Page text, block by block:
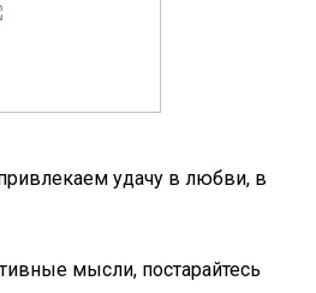
удачу в любви, в
мысли, постарайтесь